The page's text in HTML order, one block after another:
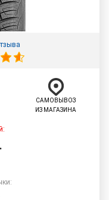
САМОВЫВОЗ
ИЗ МАГАЗИНА